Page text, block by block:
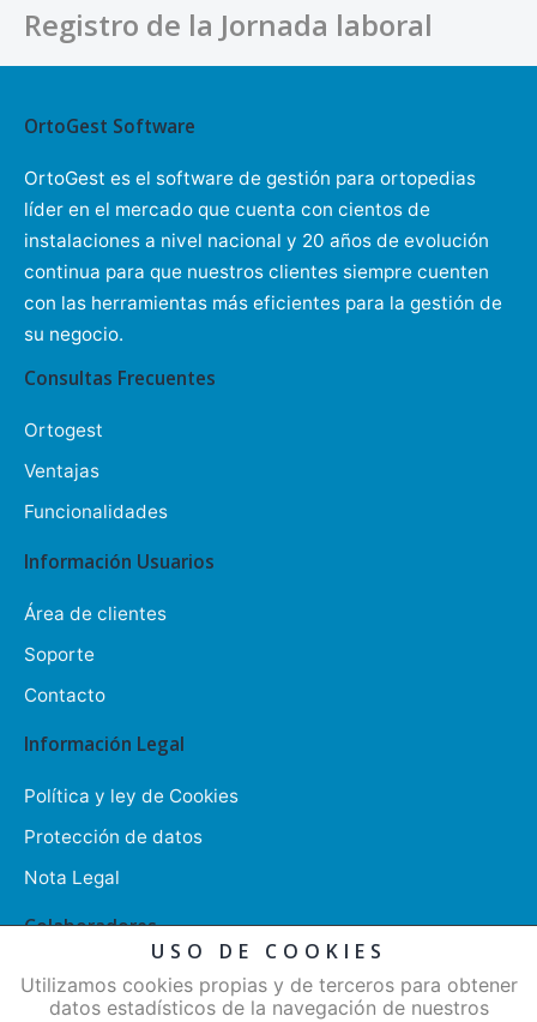
USO DE COOKIES
Utilizamos cookies propias y de terceros para obtener
datos estadísticos de la navegación de nuestros
Registro de la Jornada laboral
OrtoGest Software
OrtoGest es el software de gestión para ortopedias
líder en el mercado que cuenta con cientos de
instalaciones a nivel nacional y 20 años de evolución
continua para que nuestros clientes siempre cuenten
con las herramientas más eficientes para la gestión de
su negocio.
Consultas Frecuentes
Ortogest
Ventajas
Funcionalidades
Información Usuarios
Área de clientes
Soporte
Contacto
Información Legal
Política y ley de Cookies
Protección de datos
Nota Legal
Colaboradores